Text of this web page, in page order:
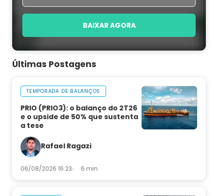
BAIXAR AGORA
Últimas Postagens
TEMPORADA DE BALANÇOS
PRIO (PRIO3): o balanço do 2T26
e o upside de 50% que sustenta
a tese
Rafael Ragazi
06/08/2026 16:23 6 min